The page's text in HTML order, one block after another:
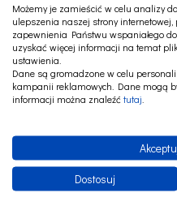
OPIS
Może być również
Możemy je zamieścić w celu analizy
ulepszenia naszej strony
zapewnienia Państwu wspaniałego
uzyskać więcej informacji na temat
ustawienia.
Dane są gromadzone w celu
kampanii reklamowych. Dane mogą
informacji można znaleźć tutaj
Dostosuj